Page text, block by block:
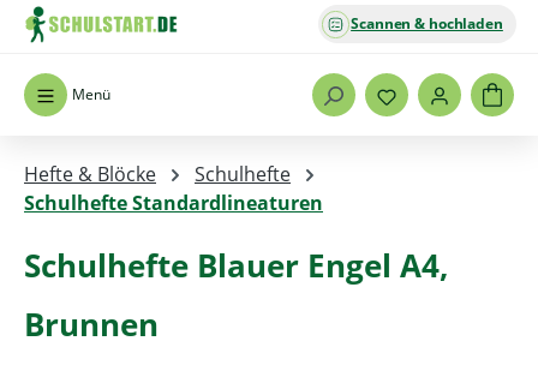
Zum Hauptinhalt springen
Menü
Scannen & hochladen
Hefte & Blöcke
Schulhefte
Schulhefte Standardlineaturen
Schulhefte Blauer Engel A4,
Brunnen